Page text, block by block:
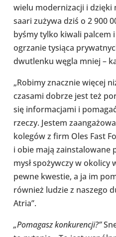
wielu moder­ni­za­cji i dzięki
sa­ari zużywa dziś o 2 900
by­śmy tylko kiwali palcem
ogrza­nie tysiąca
dwu­tlenku węgla mniej –
„Robimy znacz­nie więcej
czasami dobrze jest też
się infor­ma­cjami i
rzeczy. Jestem
kolegów z firm Oles Fast
i obie mają zain­sta­lo­wane
mysł spo­żyw­czy w okolicy
pewne kwestie, a ja im
również ludzie z naszego
Atria”.
„Poma­gasz kon­ku­ren­cji?”